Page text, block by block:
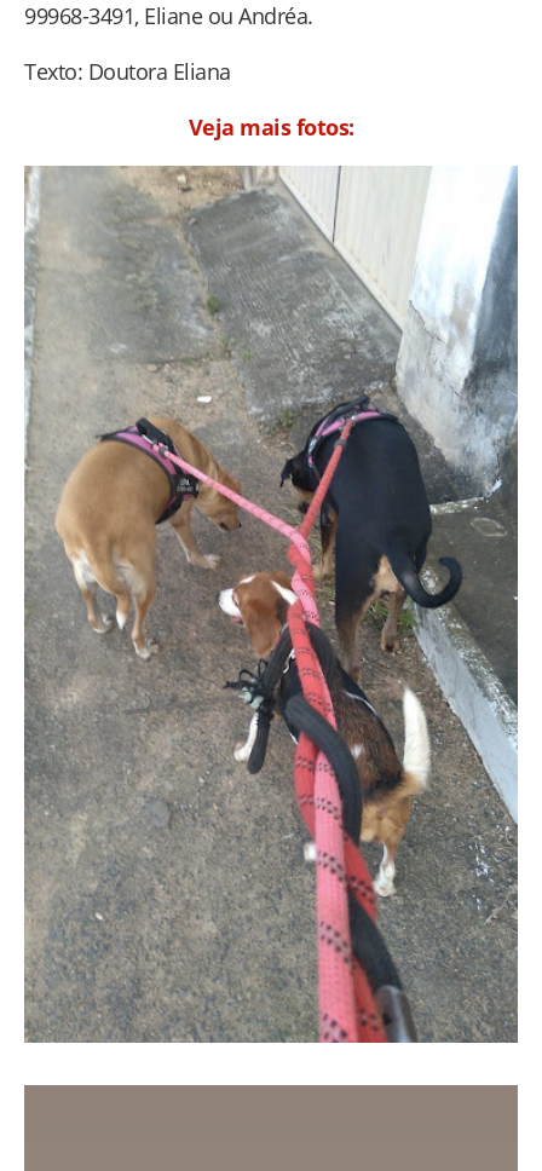
99968-3491, Eliane ou Andréa.
Texto: Doutora Eliana
Veja mais fotos: